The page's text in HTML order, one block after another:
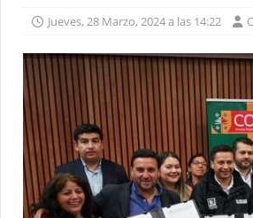
Jueves, 28 Marzo, 2024 a las 14:22